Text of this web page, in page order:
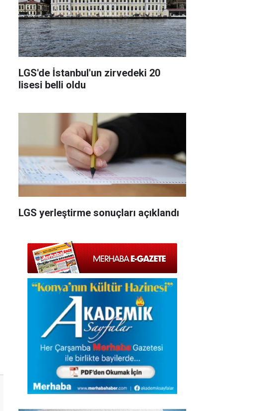
LGS'de İstanbul'un zirvedeki 20
lisesi belli oldu
LGS yerleştirme sonuçları açıklandı